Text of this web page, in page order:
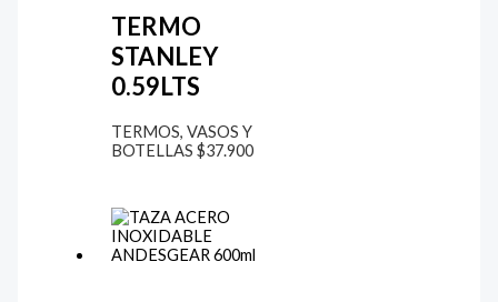
TERMO
STANLEY
0.59LTS
TERMOS, VASOS Y
BOTELLAS $37.900